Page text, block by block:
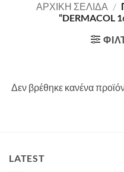
ΑΡΧΙΚΉ ΣΕΛΊΔΑ /
“DERMACOL
Δεν βρέθηκε κανένα
LATEST